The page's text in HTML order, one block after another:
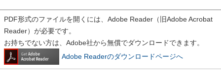
PDF形式のファイルを開くには、Adobe Reader（旧Adobe Acrobat
Reader）が必要です。
お持ちでない方は、Adobe社から無償でダウンロードできます。
Adobe Readerのダウンロードページへ